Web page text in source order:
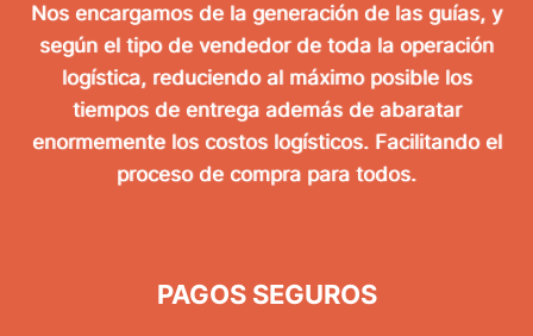
Nos encargamos de la generación de las guías, y
según el tipo de vendedor de toda la operación
logística, reduciendo al máximo posible los
tiempos de entrega además de abaratar
enormemente los costos logísticos. Facilitando el
proceso de compra para todos.
PAGOS SEGUROS